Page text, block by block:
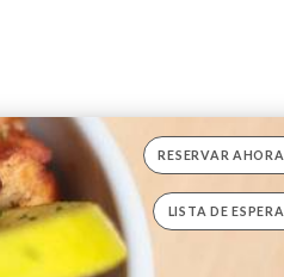
RESERVAR AHORA
LISTA DE ESPERA